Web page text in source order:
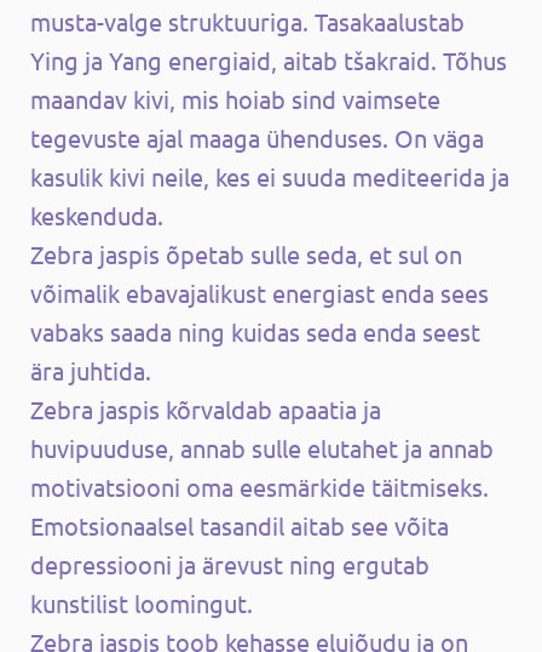
musta-valge struktuuriga. Tasakaalustab
Ying ja Yang energiaid, aitab tšakraid. Tõhus
maandav kivi, mis hoiab sind vaimsete
tegevuste ajal maaga ühenduses. On väga
kasulik kivi neile, kes ei suuda mediteerida ja
keskenduda.
Zebra jaspis õpetab sulle seda, et sul on
võimalik ebavajalikust energiast enda sees
vabaks saada ning kuidas seda enda seest
ära juhtida.
Zebra jaspis kõrvaldab apaatia ja
huvipuuduse, annab sulle elutahet ja annab
motivatsiooni oma eesmärkide täitmiseks.
Emotsionaalsel tasandil aitab see võita
depressiooni ja ärevust ning ergutab
kunstilist loomingut.
Zebra jaspis toob kehasse elujõudu ja on